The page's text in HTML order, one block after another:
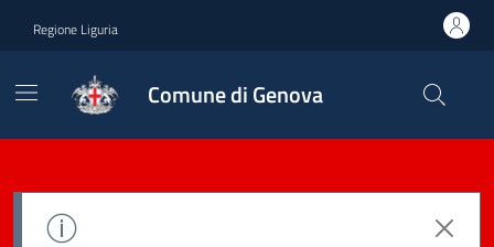
Regione Liguria
Comune di Genova